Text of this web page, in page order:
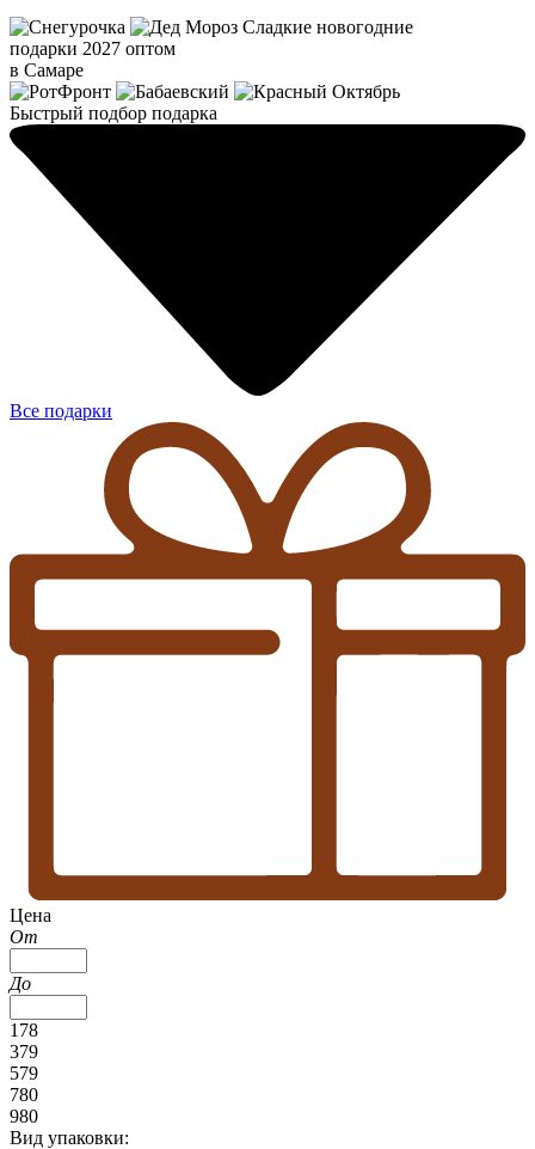
Сладкие новогодние
подарки 2027 оптом
в Самаре
Быстрый подбор подарка
Все подарки
Цена
От
До
178
379
579
780
980
Вид упаковки: